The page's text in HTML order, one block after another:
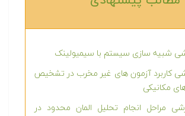
شبیه سازی سیستم با سیمیولینک
کاربرد آزمون های غیر مخرب در تشخیص
مکانیکی
مراحل انجام تحلیل المان محدود در